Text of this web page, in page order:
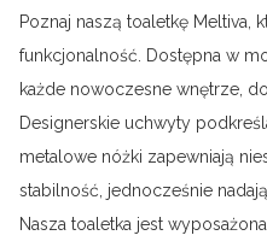
Poznaj naszą toaletkę Meltiva,
funkcjonalność. Dostępna w
każde nowoczesne wnętrze,
Designerskie uchwyty
metalowe nóżki zapewniają
stabilność, jednocześnie
Nasza toaletka jest